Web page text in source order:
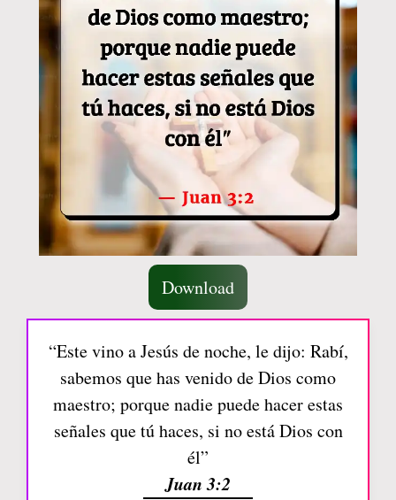
Download
“Este vino a Jesús de noche, le dijo: Rabí,
sabemos que has venido de Dios como
maestro; porque nadie puede hacer estas
señales que tú haces, si no está Dios con
él”
Juan 3:2